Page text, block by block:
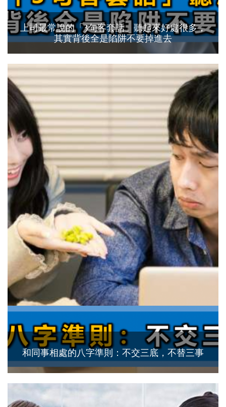
上司最常說的「3句客套話」聽起來好處很多，
其實背後全是陷阱不要掉進去
和同事相處的八字準則：不交三底，不替三事